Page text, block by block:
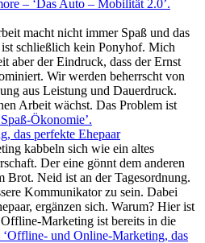
– ‘Das Auto – Mobilität 2.0’.
macht nicht immer Spaß und das
schließlich kein Ponyhof. Mich
aber der Eindruck, dass der Ernst
Wir werden beherrscht von
aus Leistung und Dauerdruck.
Arbeit wächst. Das Problem ist
Ökonomie’.
das perfekte Ehepaar
kabbeln sich wie ein altes
Der eine gönnt dem anderen
Brot. Neid ist an der Tagesordnung.
Kommunikator zu sein. Dabei
ergänzen sich. Warum? Hier ist
Marketing ist bereits in die
‘Offline- und Online-Marketing, das